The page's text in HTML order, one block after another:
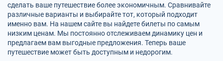
сделать ваше путешествие более экономичным. Сравнивайте
различные варианты и выбирайте тот, который подходит
именно вам. На нашем сайте вы найдете билеты по самым
низким ценам. Мы постоянно отслеживаем динамику цен и
предлагаем вам выгодные предложения. Теперь ваше
путешествие может быть доступным и недорогим.